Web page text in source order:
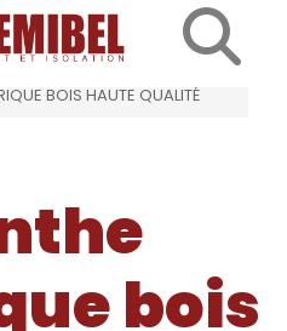
BOIS HAUTE QUALITÉ
bois